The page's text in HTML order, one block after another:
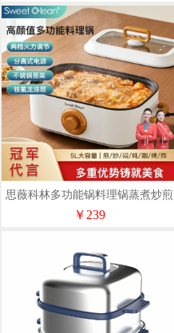
思薇科林多功能锅料理锅蒸煮炒煎
多用途电火锅YD-038
￥239